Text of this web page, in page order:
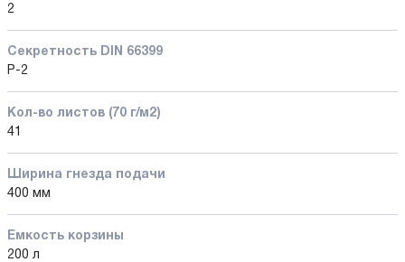
2
Секретность DIN 66399
P-2
Кол-во листов (70 г/м2)
41
Ширина гнезда подачи
400 мм
Емкость корзины
200 л